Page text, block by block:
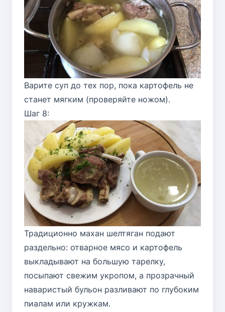
Варите суп до тех пор, пока картофель не
станет мягким (проверяйте ножом).
Шаг 8:
Традиционно махан шелтяган подают
раздельно: отварное мясо и картофель
выкладывают на большую тарелку,
посыпают свежим укропом, а прозрачный
наваристый бульон разливают по глубоким
пиалам или кружкам.